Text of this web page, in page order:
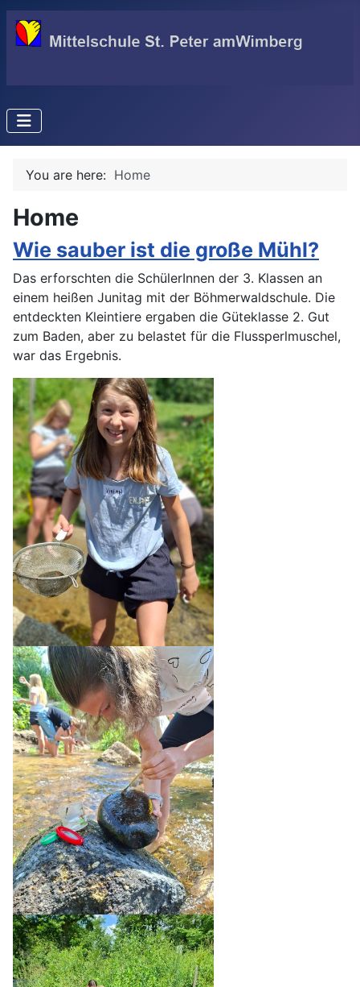
You are here: Home
Home
Wie sauber ist die große Mühl?
Das erforschten die SchülerInnen der 3. Klassen an
einem heißen Junitag mit der Böhmerwaldschule. Die
entdeckten Kleintiere ergaben die Güteklasse 2. Gut
zum Baden, aber zu belastet für die Flussperlmuschel,
war das Ergebnis.